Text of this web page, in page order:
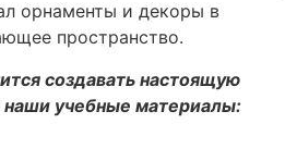
орнаменты и декоры в
пространство.
создавать настоящую
учебные материалы: